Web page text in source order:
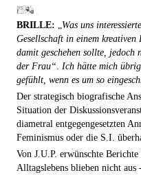
BRILLE:
Was uns
Gesellschaft in einem kreativen
damit geschehen sollte, jedoch
der Frau“. Ich hätte mich
gefühlt, wenn es um so
Der strategisch biografische
Situation der
diametral entgegengesetzten
Feminismus oder die S.I.
Von J.U.P. erwünschte
Alltagslebens blieben nicht